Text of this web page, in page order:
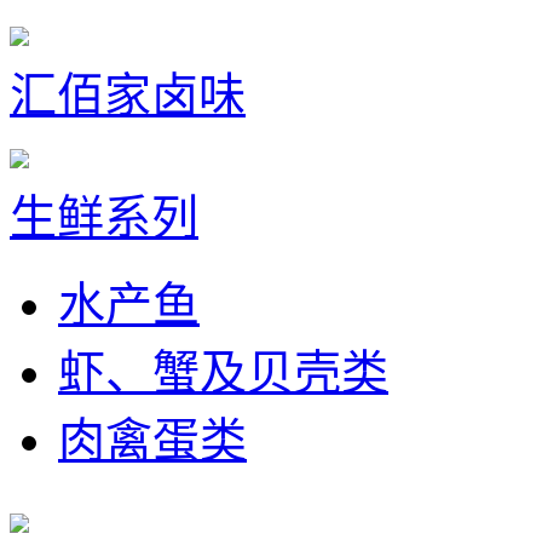
汇佰家卤味
生鲜系列
水产鱼
虾、蟹及贝壳类
肉禽蛋类